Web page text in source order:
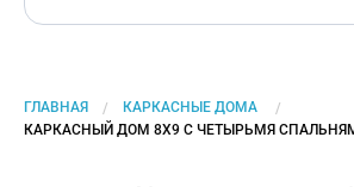
ГЛАВНАЯ
КАРКАСНЫЕ ДОМА
CURRENT:
КАРКАСНЫЙ ДОМ 8Х9 С ЧЕТЫРЬМЯ